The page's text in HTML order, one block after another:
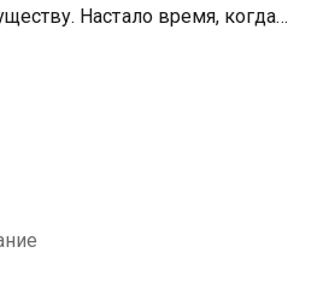
Настало время, когда
преемника, который смог